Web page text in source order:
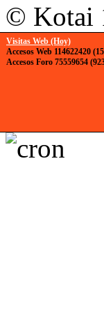
© Kotai
Visitas Web (Hoy)
Accesos Web 114622420
Accesos Foro 75559654